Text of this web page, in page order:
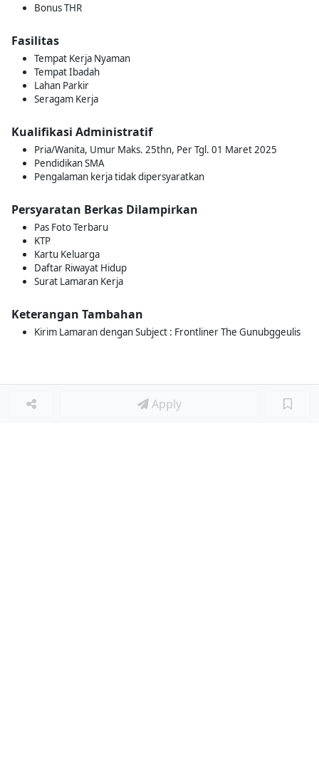
Bonus THR
Fasilitas
Tempat Kerja Nyaman
Tempat Ibadah
Lahan Parkir
Seragam Kerja
Kualifikasi Administratif
Pria/Wanita, Umur Maks. 25thn, Per Tgl. 01 Maret 2025
Pendidikan SMA
Pengalaman kerja tidak dipersyaratkan
Persyaratan Berkas Dilampirkan
Pas Foto Terbaru
KTP
Kartu Keluarga
Daftar Riwayat Hidup
Surat Lamaran Kerja
Keterangan Tambahan
Kirim Lamaran dengan Subject : Frontliner The Gunubggeulis
Apply